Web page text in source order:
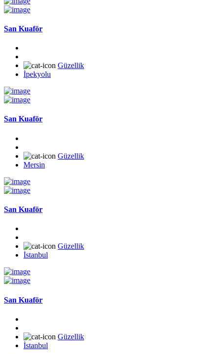
San Kuaför
Güzellik
İpekyolu
San Kuaför
Güzellik
Mersin
San Kuaför
Güzellik
İstanbul
San Kuaför
Güzellik
İstanbul